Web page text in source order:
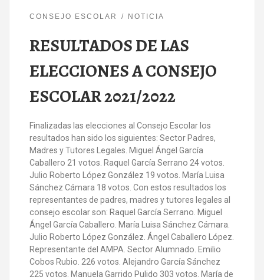
CONSEJO ESCOLAR NOTICIA
RESULTADOS DE LAS
ELECCIONES A CONSEJO
ESCOLAR 2021/2022
Finalizadas las elecciones al Consejo Escolar los
resultados han sido los siguientes: Sector Padres,
Madres y Tutores Legales. Miguel Ángel García
Caballero 21 votos. Raquel García Serrano 24 votos.
Julio Roberto López González 19 votos. María Luisa
Sánchez Cámara 18 votos. Con estos resultados los
representantes de padres, madres y tutores legales al
consejo escolar son: Raquel García Serrano. Miguel
Ángel García Caballero. María Luisa Sánchez Cámara.
Julio Roberto López González. Ángel Caballero López.
Representante del AMPA. Sector Alumnado. Emilio
Cobos Rubio. 226 votos. Alejandro García Sánchez
225 votos. Manuela Garrido Pulido 303 votos. María de